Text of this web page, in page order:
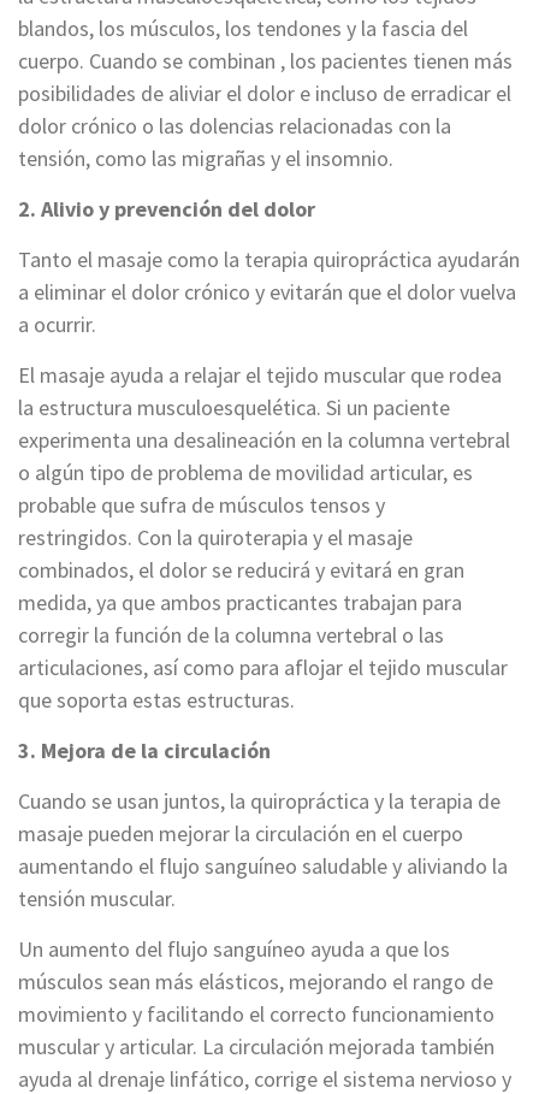
blandos, los músculos, los tendones y la fascia del
cuerpo. Cuando se combinan , los pacientes tienen más
posibilidades de aliviar el dolor e incluso de erradicar el
dolor crónico o las dolencias relacionadas con la
tensión, como las migrañas y el insomnio.
2. Alivio y prevención del dolor
Tanto el masaje como la terapia quiropráctica ayudarán
a eliminar el dolor crónico y evitarán que el dolor vuelva
a ocurrir.
El masaje ayuda a relajar el tejido muscular que rodea
la estructura musculoesquelética. Si un paciente
experimenta una desalineación en la columna vertebral
o algún tipo de problema de movilidad articular, es
probable que sufra de músculos tensos y
restringidos. Con la quiroterapia y el masaje
combinados, el dolor se reducirá y evitará en gran
medida, ya que ambos practicantes trabajan para
corregir la función de la columna vertebral o las
articulaciones, así como para aflojar el tejido muscular
que soporta estas estructuras.
3. Mejora de la circulación
Cuando se usan juntos, la quiropráctica y la terapia de
masaje pueden mejorar la circulación en el cuerpo
aumentando el flujo sanguíneo saludable y aliviando la
tensión muscular.
Un aumento del flujo sanguíneo ayuda a que los
músculos sean más elásticos, mejorando el rango de
movimiento y facilitando el correcto funcionamiento
muscular y articular. La circulación mejorada también
ayuda al drenaje linfático, corrige el sistema nervioso y